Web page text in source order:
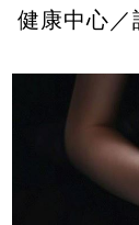
健康中心／